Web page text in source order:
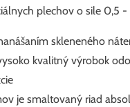
plechov o sile 0,5
skleneného
kvalitný výrobok
je smaltovaný riad